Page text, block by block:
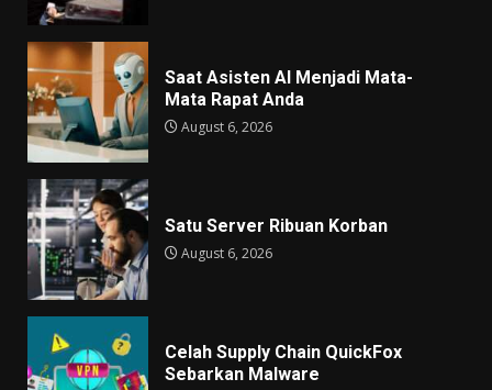
Saat Asisten AI Menjadi Mata-
Mata Rapat Anda
August 6, 2026
Satu Server Ribuan Korban
August 6, 2026
Celah Supply Chain QuickFox
Sebarkan Malware